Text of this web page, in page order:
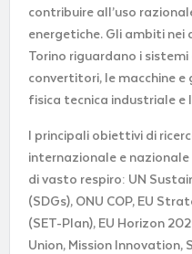
contribuire all’uso
energetiche. Gli ambiti nei
Torino riguardano i sistemi
convertitori, le macchine
fisica tecnica industriale
I principali obiettivi di
internazionale e
di vasto respiro: UN
(SDGs), ONU COP, EU
(SET-Plan), EU Horizon
Union, Mission